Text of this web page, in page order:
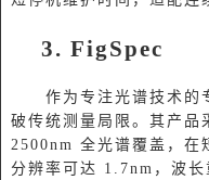
3. FigSpec
作为专注光谱技术的
破传统测量局限。其产
2500nm 全光谱覆盖，在
分辨率可达 1.7nm，波